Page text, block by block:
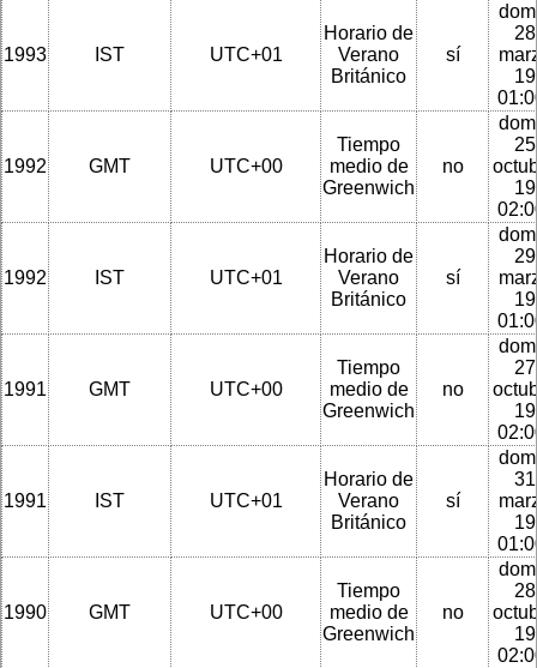
1993 IST UTC+01
Horario de
Verano
Británico
sí
1992 GMT UTC+00
Tiempo
medio de
Greenwich
no
1992 IST UTC+01
Horario de
Verano
Británico
sí
1991 GMT UTC+00
Tiempo
medio de
Greenwich
no
1991 IST UTC+01
Horario de
Verano
Británico
sí
1990 GMT UTC+00
Tiempo
medio de
Greenwich
no